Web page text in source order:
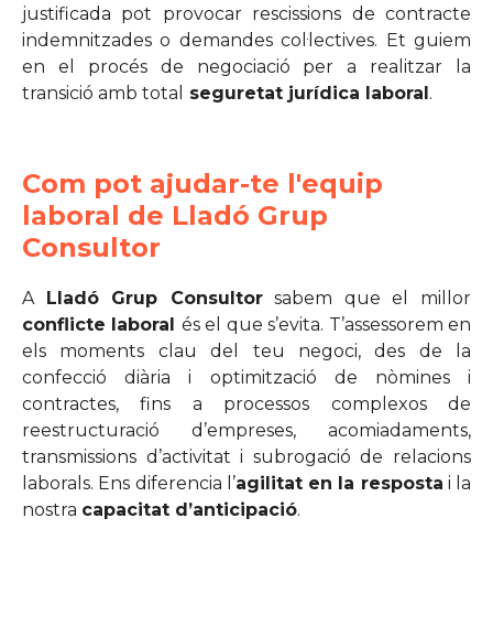
justificada pot provocar rescissions de contracte
indemnitzades o demandes col·lectives. Et guiem
en el procés de negociació per a realitzar la
transició amb total
seguretat jurídica laboral.
Com pot ajudar-te l'equip
laboral de Lladó Grup
Consultor
A Lladó Grup Consultorsabem que el millor
conflicte laboral és el que s’evita. T’assessorem en
els moments clau del teu negoci, des de la
confecció diària i optimització de nòmines i
contractes, fins a processos complexos de
reestructuració d’empreses, acomiadaments,
transmissions d’activitat i subrogació de relacions
laborals. Ens diferencia l’agilitat en la resposta i la
nostra capacitat d’anticipació.